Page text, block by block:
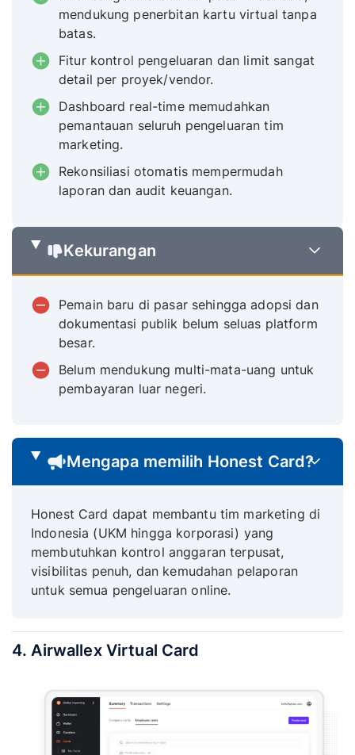
mendukung penerbitan kartu virtual tanpa
batas.
Fitur kontrol pengeluaran dan limit sangat
detail per proyek/vendor.
Dashboard real-time memudahkan
pemantauan seluruh pengeluaran tim
marketing.
Rekonsiliasi otomatis mempermudah
laporan dan audit keuangan.
Kekurangan
Pemain baru di pasar sehingga adopsi dan
dokumentasi publik belum seluas platform
besar.
Belum mendukung multi-mata-uang untuk
pembayaran luar negeri.
Mengapa memilih Honest Card?
Honest Card dapat membantu tim marketing di
Indonesia (UKM hingga korporasi) yang
membutuhkan kontrol anggaran terpusat,
visibilitas penuh, dan kemudahan pelaporan
untuk semua pengeluaran online.
4. Airwallex Virtual Card